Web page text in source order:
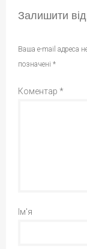
Залишити
Ваша e-mail адреса
позначені *
Коментар *
Ім'я